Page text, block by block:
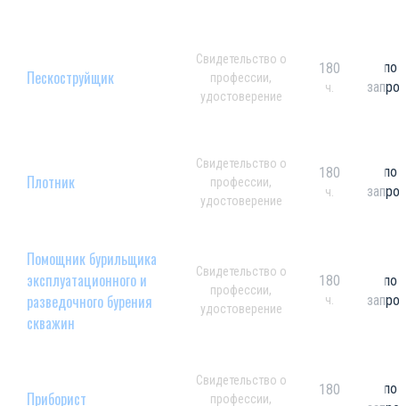
Пескоструйщик
Свидетельство о
профессии,
удостоверение
180
ч.
по
Плотник
Свидетельство о
профессии,
удостоверение
180
ч.
по
Помощник бурильщика
эксплуатационного и
разведочного бурения
скважин
Свидетельство о
профессии,
удостоверение
180
ч.
по
Приборист
Свидетельство о
профессии,
180
по